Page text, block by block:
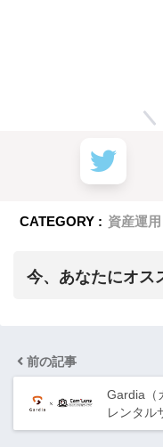
CATEGORY : 資産運用
今、あなたにオス
前の記事
Gardia（
レンタル